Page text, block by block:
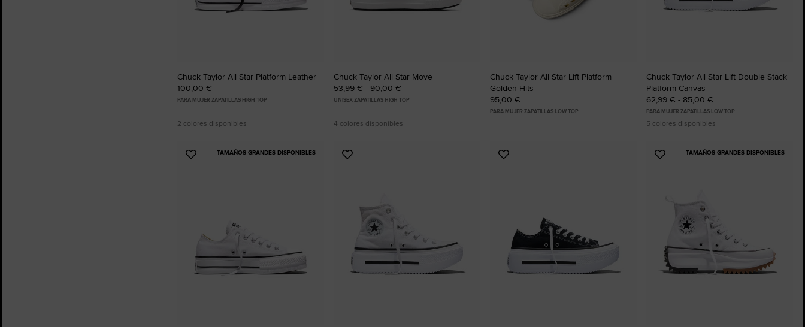
Chuck Taylor All Star Platform Leather
100,00 €
PARA MUJER ZAPATILLAS HIGH TOP
2 colores disponibles
Chuck Taylor All Star Move
53,99 € - 90,00 €
UNISEX ZAPATILLAS HIGH TOP
4 colores disponibles
Chuck Taylor All Star Lift Platform
Golden Hits
95,00 €
PARA MUJER ZAPATILLAS LOW TOP
Chuck Taylor All Star Lift Double Stack
Platform Canvas
62,99 € - 85,00 €
PARA MUJER ZAPATILLAS LOW TOP
5 colores disponibles
TAMAÑOS GRANDES DISPONIBLES
Añadir
Añadir
Añadir
TAMAÑOS GRANDES DISPONIBLES
Añadir